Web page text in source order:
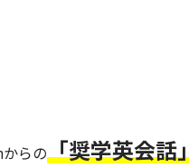
らの「奨学英会話